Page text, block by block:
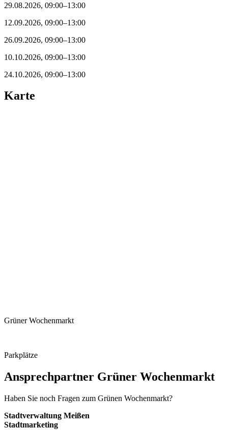
29.08.2026, 09:00–13:00
12.09.2026, 09:00–13:00
26.09.2026, 09:00–13:00
10.10.2026, 09:00–13:00
24.10.2026, 09:00–13:00
Karte
Grüner Wochenmarkt
Parkplätze
Ansprechpartner Grüner Wochenmarkt
Haben Sie noch Fragen zum Grünen Wochenmarkt?
Stadtverwaltung Meißen
Stadtmarketing